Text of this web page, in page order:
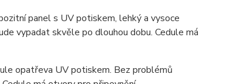
panel s UV potiskem, lehký a vysoce
vypadat skvěle po dlouhou dobu. Cedule má
opatřeva UV potiskem. Bez problémů